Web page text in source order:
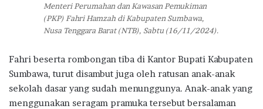
Menteri Perumahan dan Kawasan Pemukiman
(PKP) Fahri Hamzah di Kabupaten Sumbawa,
Nusa Tenggara Barat (NTB), Sabtu (16/11/2024).
Fahri beserta rombongan tiba di Kantor Bupati Kabupaten
Sumbawa, turut disambut juga oleh ratusan anak-anak
sekolah dasar yang sudah menunggunya. Anak-anak yang
menggunakan seragam pramuka tersebut bersalaman